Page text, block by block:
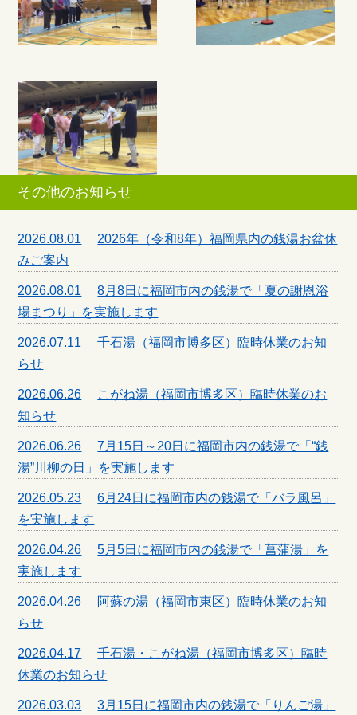
その他のお知らせ
2026.08.01
2026年（令和8年）福岡県内の銭湯お盆休
みご案内
2026.08.01
8月8日に福岡市内の銭湯で「夏の謝恩浴
場まつり」を実施します
2026.07.11
千石湯（福岡市博多区）臨時休業のお知
らせ
2026.06.26
こがね湯（福岡市博多区）臨時休業のお
知らせ
2026.06.26
7月15日～20日に福岡市内の銭湯で「“銭
湯”川柳の日」を実施します
2026.05.23
6月24日に福岡市内の銭湯で「バラ風呂」
を実施します
2026.04.26
5月5日に福岡市内の銭湯で「菖蒲湯」を
実施します
2026.04.26
阿蘇の湯（福岡市東区）臨時休業のお知
らせ
2026.04.17
千石湯・こがね湯（福岡市博多区）臨時
休業のお知らせ
2026.03.03
3月15日に福岡市内の銭湯で「りんご湯」